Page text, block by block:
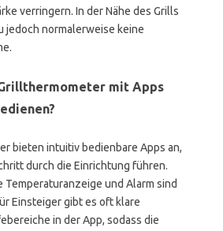
verringern. In der Nähe des Grills
jedoch normalerweise keine
mit Apps
bieten intuitiv bedienbare Apps an,
durch die Einrichtung führen.
und Alarm sind
Einsteiger gibt es oft klare
in der App, sodass die